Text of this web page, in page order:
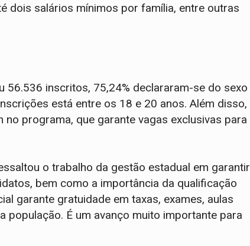
dois salários mínimos por família, entre outras
56.536 inscritos, 75,24% declararam-se do sexo
está entre os 18 e 20 anos. Além disso,
programa, que garante vagas exclusivas para
o trabalho da gestão estadual em garantir
bem como a importância da qualificação
garante gratuidade em taxas, exames, aulas
É um avanço muito importante para